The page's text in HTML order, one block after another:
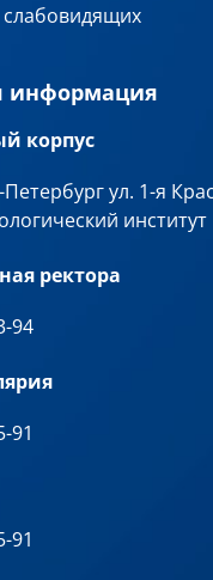
слабовидящих
информация
корпус
Петербург ул. 1-я
институт
ректора
94
91
91